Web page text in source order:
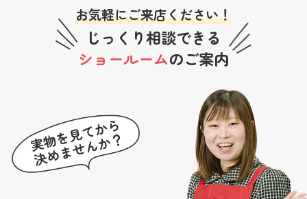
お気軽にご来店ください！
じっくり相談できる
ショールームのご案内